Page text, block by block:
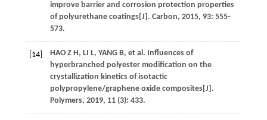
improve barrier and corrosion protection properties
of polyurethane coatings[J]. Carbon, 2015, 93: 555-
573.
[14] HAO Z H, LI L, YANG B, et al. Influences of
hyperbranched polyester modification on the
crystallization kinetics of isotactic
polypropylene/graphene oxide composites[J].
Polymers, 2019, 11(3): 433.